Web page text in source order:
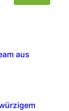
aus